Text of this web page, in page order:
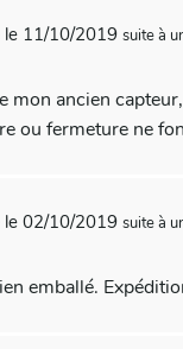
le 11/10/2019 suite à
mon ancien
ou fermeture ne
le 02/10/2019 suite à
emballé.